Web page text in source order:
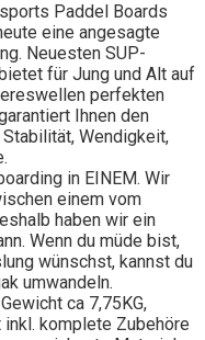
Paddel Boards
eine angesagte
Neuesten SUP-
für Jung und Alt auf
perfekten
Ihnen den
Wendigkeit,
in EINEM. Wir
einem vom
haben wir ein
Wenn du müde bist,
wünschst, kannst du
umwandeln.
ca 7,75KG,
komplete Zubehöre